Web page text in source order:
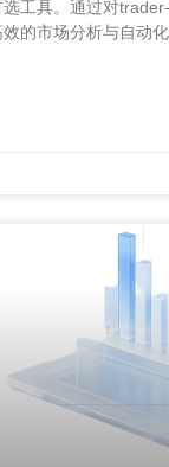
工具。通过对
的市场分析与自动